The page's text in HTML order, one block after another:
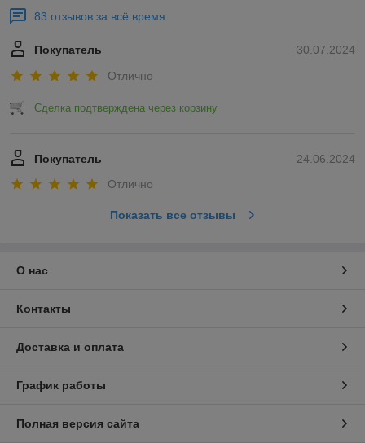
83 отзывов за всё время
30.07.2024
Покупатель
Отлично
Сделка подтверждена через корзину
24.06.2024
Покупатель
Отлично
Показать все отзывы
О нас
Контакты
Доставка и оплата
График работы
Полная версия сайта